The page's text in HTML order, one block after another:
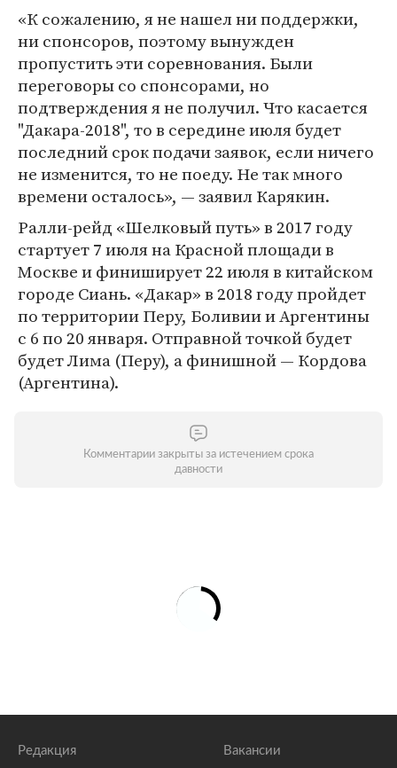
«К сожалению, я не нашел ни поддержки,
ни спонсоров, поэтому вынужден
пропустить эти соревнования. Были
переговоры со спонсорами, но
подтверждения я не получил. Что касается
"Дакара-2018", то в середине июля будет
последний срок подачи заявок, если ничего
не изменится, то не поеду. Не так много
времени осталось», — заявил Карякин.
Ралли-рейд «Шелковый путь» в 2017 году
стартует 7 июля на Красной площади в
Москве и финиширует 22 июля в китайском
городе Сиань. «Дакар» в 2018 году пройдет
по территории Перу, Боливии и Аргентины
с 6 по 20 января. Отправной точкой будет
будет Лима (Перу), а финишной — Кордова
(Аргентина).
Комментарии закрыты за истечением срока
давности
Редакция Вакансии